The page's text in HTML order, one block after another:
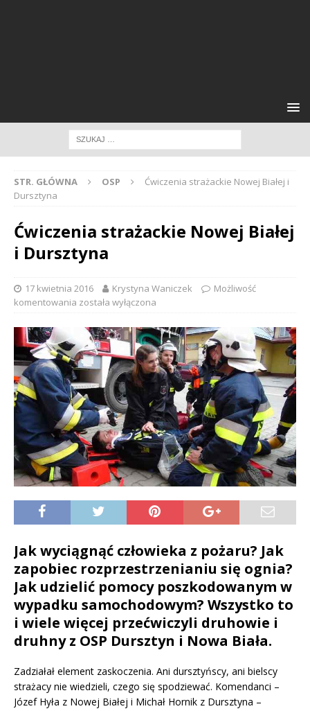
STR. GŁÓWNA OSP
Ćwiczenia strażackie Nowej Białej i
Dursztyna
Ćwiczenia strażackie Nowej Białej
i Dursztyna
17 kwietnia 2016 Krystyna Waniczek
Możliwość
komentowania została wyłączona
Jak wyciągnąć człowieka z pożaru? Jak
zapobiec rozprzestrzenianiu się ognia?
Jak udzielić pomocy poszkodowanym w
wypadku samochodowym? Wszystko to
i wiele więcej przećwiczyli druhowie i
druhny z OSP Dursztyn i Nowa Biała.
Zadziałał element zaskoczenia. Ani dursztyńscy, ani bielscy
strażacy nie wiedzieli, czego się spodziewać. Komendanci –
Józef Hyła z Nowej Białej i Michał Hornik z Dursztyna –